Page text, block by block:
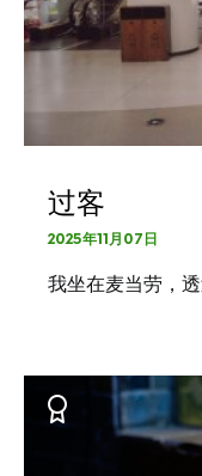
过客
2025年11月07日
我坐在麦当劳，